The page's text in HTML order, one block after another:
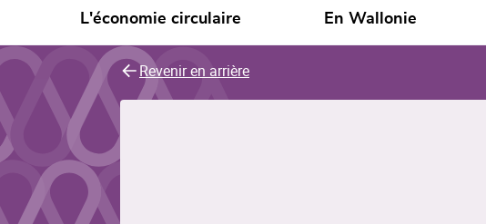
L'économie circulaire En Wallonie
Revenir en arrière